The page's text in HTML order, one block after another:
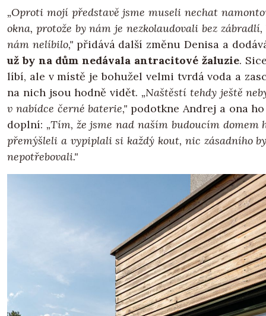
„Oproti mojí představě jsme museli nechat
okna, protože by nám je nezkolaudovali bez zábradlí,
nám nelíbilo,"přidává další změnu Denisa a
už by na dům nedávala antracitové žaluzie.
líbí, ale v místě je bohužel velmi tvrdá voda a
na nich jsou hodně vidět. „Naštěstí tehdy ještě
v nabídce černé baterie," podotkne Andrej a ona
doplní: „Tím, že jsme nad naším budoucím domem
přemýšleli a vypiplali si každý kout, nic zásadního
nepotřebovali."